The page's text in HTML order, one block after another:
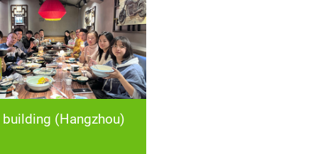
building (Hangzhou)